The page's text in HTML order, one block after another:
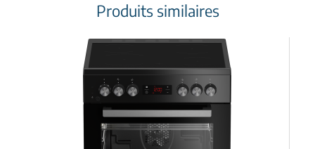
Produits similaires